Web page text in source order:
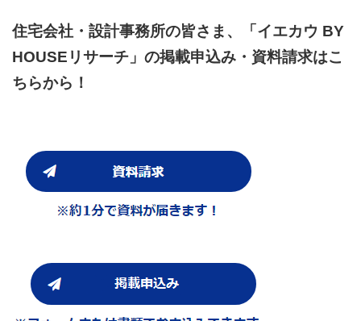
住宅会社・設計事務所の皆さま、「イエカウ BY
HOUSEリサーチ」の掲載申込み・資料請求はこ
ちらから！